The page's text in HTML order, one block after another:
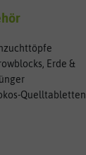
Erde &
Quelltabletten